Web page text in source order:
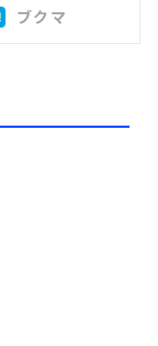
ブクマ